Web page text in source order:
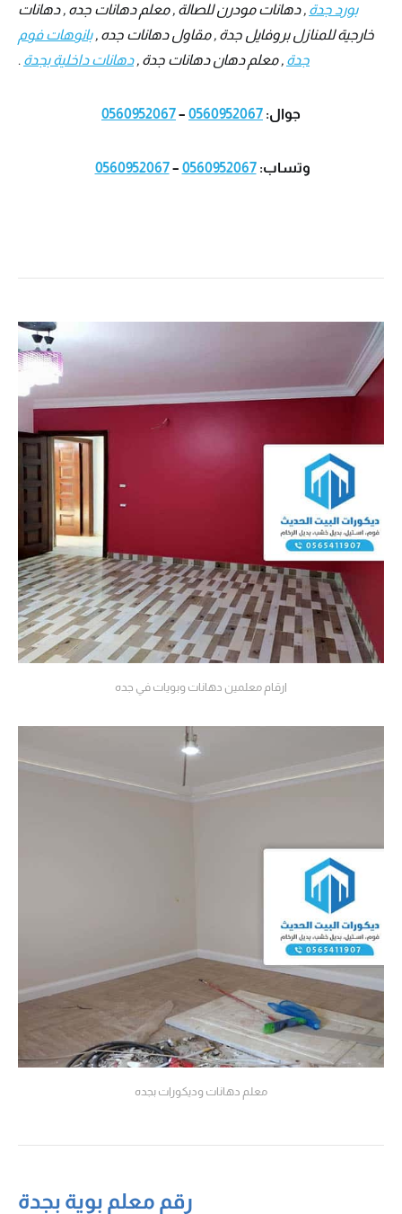
بورد جدة , دهانات مودرن للصالة , معلم دهانات جده , دهانات
خارجية للمنازل بروفايل جدة , مقاول دهانات جده ,بانوهات فوم
جدة , معلم دهان دهانات جدة ,دهانات داخلية بجدة .
جوال: 0560952067
–
0560952067
وتساب:0560952067
–
0560952067
ارقام معلمين دهانات وبويات في جده
معلم دهانات وديكورات بجده
رقم معلم بوية بجدة